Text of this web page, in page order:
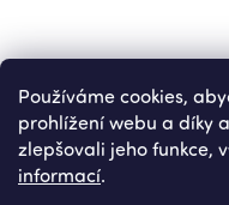
Používáme cookies,
prohlížení webu a díky
zlepšovali jeho funkce,
informací.